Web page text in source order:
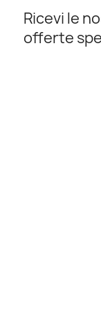
Ricevi le
offerte